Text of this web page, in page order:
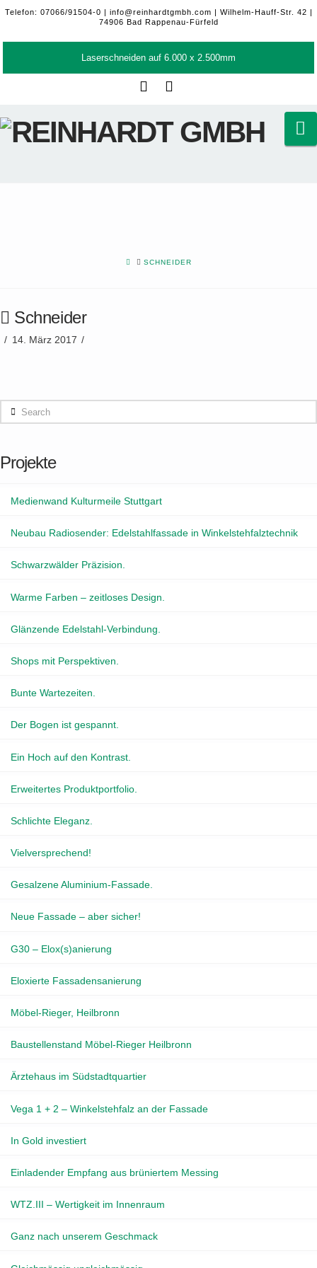
Telefon: 07066/91504-0 | info@reinhardtgmbh.com | Wilhelm-Hauff-Str. 42 |
74906 Bad Rappenau-Fürfeld
Laserschneiden auf 6.000 x 2.500mm
HOMESCHNEIDER
Schneider
14. März 2017
Search
Projekte
Medienwand Kulturmeile Stuttgart
Neubau Radiosender: Edelstahlfassade in Winkelstehfalztechnik
Schwarzwälder Präzision.
Warme Farben – zeitloses Design.
Glänzende Edelstahl-Verbindung.
Shops mit Perspektiven.
Bunte Wartezeiten.
Der Bogen ist gespannt.
Ein Hoch auf den Kontrast.
Erweitertes Produktportfolio.
Schlichte Eleganz.
Vielversprechend!
Gesalzene Aluminium-Fassade.
Neue Fassade – aber sicher!
G30 – Elox(s)anierung
Eloxierte Fassadensanierung
Möbel-Rieger, Heilbronn
Baustellenstand Möbel-Rieger Heilbronn
Ärztehaus im Südstadtquartier
Vega 1 + 2 – Winkelstehfalz an der Fassade
In Gold investiert
Einladender Empfang aus brüniertem Messing
WTZ.III – Wertigkeit im Innenraum
Ganz nach unserem Geschmack